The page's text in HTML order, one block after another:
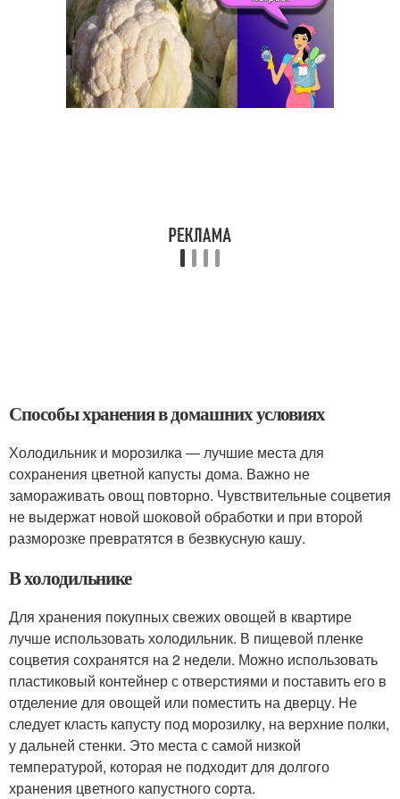
Способы хранения в домашних условиях
Холодильник и морозилка — лучшие места для
сохранения цветной капусты дома. Важно не
замораживать овощ повторно. Чувствительные соцветия
не выдержат новой шоковой обработки и при второй
разморозке превратятся в безвкусную кашу.
В холодильнике
Для хранения покупных свежих овощей в квартире
лучше использовать холодильник. В пищевой пленке
соцветия сохранятся на 2 недели. Можно использовать
пластиковый контейнер с отверстиями и поставить его в
отделение для овощей или поместить на дверцу. Не
следует класть капусту под морозилку, на верхние полки,
у дальней стенки. Это места с самой низкой
температурой, которая не подходит для долгого
хранения цветного капустного сорта.